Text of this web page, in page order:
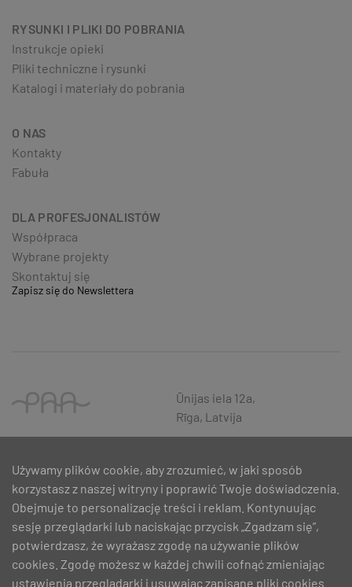
RYSUNKI I PLIKI DO POBRANIA
Instrukcje opieki
Pliki techniczne i rysunki
Katalogi i materiały do pobrania
O NAS
Kontakty
Fabuła
DLA PROFESJONALISTÓW
Współpraca
Wybrane projekty
Skontaktuj się
Zapisz się do Newslettera
Ūnijas iela 12a,
Rīga, Latvija
Używamy plików cookie, aby zrozumieć, w jaki sposób
korzystasz z naszej witryny i poprawić Twoje doświadczenia.
Obejmuje to personalizację treści i reklam. Kontynuując
sesję przeglądarki lub naciskając przycisk „Zgadzam się”,
potwierdzasz, że wyrażasz zgodę na używanie plików
cookies. Zgodę możesz w każdej chwili cofnąć zmieniając
ustawienia przeglądarki i usuwając zapisane pliki cookies.